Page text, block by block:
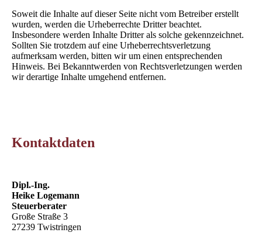
Soweit die Inhalte auf dieser Seite nicht vom Betreiber erstellt
wurden, werden die Urheberrechte Dritter beachtet.
Insbesondere werden Inhalte Dritter als solche gekennzeichnet.
Sollten Sie trotzdem auf eine Urheberrechtsverletzung
aufmerksam werden, bitten wir um einen entsprechenden
Hinweis. Bei Bekanntwerden von Rechtsverletzungen werden
wir derartige Inhalte umgehend entfernen.
Kontaktdaten
Dipl.-Ing.
Heike Logemann
Steuerberater
Große Straße 3
27239 Twistringen